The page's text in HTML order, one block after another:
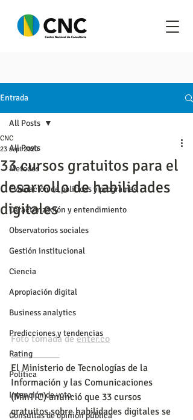
Entrada
All Posts
Metodos
Evaluación de políticas y programas
Caracterización y entendimiento
Observatorios sociales
Gestión institucional
Ciencia
Apropiación digital
Business analytics
Predicciones y tendencias
Rating
Política
Intención de voto
Consultas de opinión pública
All Posts
33 cursos gratuitos para el
desarrollo de habilidades
digitales
CNC
23 sept 2020
Foto tomada de enter.co
__________
El Ministerio de Tecnologías de la
Información y las Comunicaciones
(MinTIC) anunció que 33 cursos
gratuitos sobre habilidades digitales se